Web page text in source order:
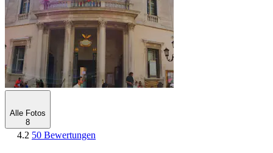
Alle Fotos
8
4.2 50 Bewertungen